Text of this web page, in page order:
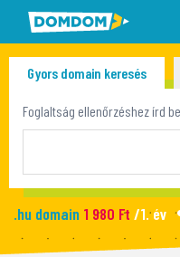
Gyors domain keresés
Tömeges domain keresés
Foglaltság ellenőrzéshez írd
.hu domain 1 980 Ft /1. év
.site domain990 Ft/1.